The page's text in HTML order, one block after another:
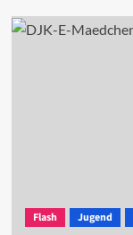
Flash Jugend